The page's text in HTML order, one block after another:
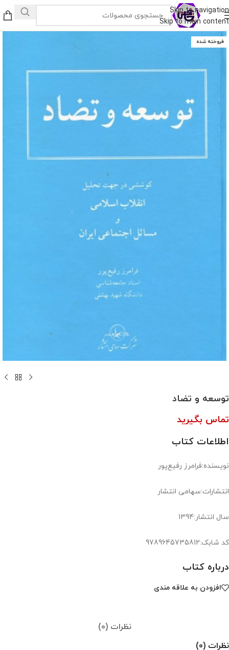
Skip to navigation
Skip to main content
فروخته شده
توسعه و تضاد
تماس بگیرید
اطلاعات کتاب
نویسنده:فرامرز رفیع‌پور
انتشارات:سهامی انتشار
سال انتشار:1394
کد شابک:9789645735812
درباره کتاب
افزودن به علاقه مندی
نظرات (0)
نظرات (0)